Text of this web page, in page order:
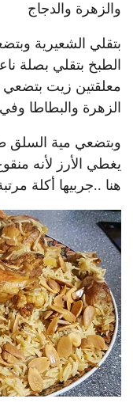
والزهرة والدجاج
بتقلي الشعيرية
معلقتين زيت
الزهرة والبطاطا
وبتضعي مية السلق
يغطي الأرز لأنه
هنا ..جربيها أكلة